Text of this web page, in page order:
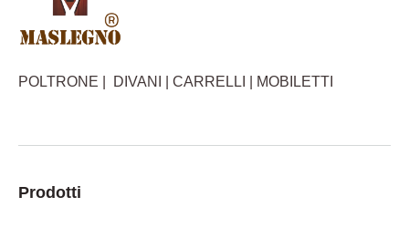
POLTRONE | DIVANI | CARRELLI | MOBILETTI
Prodotti